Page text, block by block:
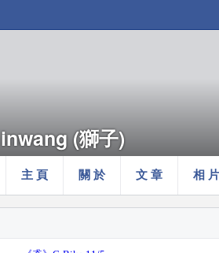
主 頁 關 於 文 章 相 片
inwang (獅子)